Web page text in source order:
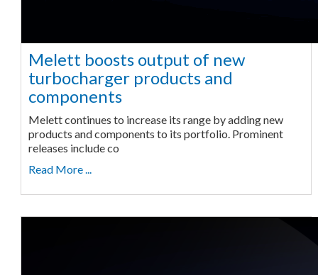
Melett boosts output of new
turbocharger products and
components
Melett continues to increase its range by adding new
products and components to its portfolio. Prominent
releases include co
Read More ...